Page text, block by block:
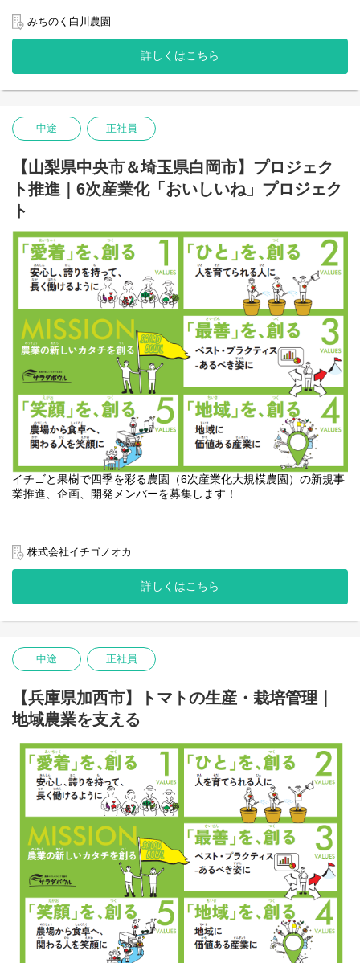
ご希望やご経験に合わせて以下業務をお任せします。
1. 栽培管理（グロワー）
世界最先端の大規模グリーンハウスでの野菜栽培の仕事です。世
界的にも先進的な設備を用いて温度・湿度・CO2など施設内の環
験が求められます。
2. 生産管理
多くの人手を必要とする農業において、「人」の想いはなにより
大切になります。約100名のパートさんに寄り添って、皆さんがス
ムーズに作業できるよう指揮をとる仕事です。パートさんの年齢
や体力を考慮し、誰もが安全かつスムーズに動けるように工夫を
こらします。生産管理者がパートさんに的確な指示を出すために
は、他の担当者とのチームワークが必要不可欠です。
3. 集出荷管理
圃場では、独自の商品ブランドを扱っており、パッキング（袋詰
め）から自社で行っています。大切に育て、一生懸命に作業して
収穫された野菜を、最高の状態で取引先や消費者のもとへ確実に
届けるために、収穫されたばかりの新鮮な野菜をパートさんと協
力して袋詰め・箱詰めし、全国各地へ出荷するまでの管理を行い
ます。
～地域密着型の働き方をご希望の方へ～
専門社員（地域限定社員）としての採用も可能です。勤務エリア
や転勤範囲に制限がある働き方をご希望の方はご相談ください。
皆さまのご応募・お問い合わせをお待ちしております！
みちのく白川農園
詳しくはこちら
中途 正社員
【山梨県中央市＆埼玉県白岡市】プロジェク
ト推進｜6次産業化「おいしいね」プロジェク
ト
イチゴと果樹で四季を彩る農園（6次産業化大規模農園）の新規事
業推進、企画、開発メンバーを募集します！
埼玉県白岡市で進行中の「イチゴノオカプロジェクト」では、数
十年放置され続けた耕作放棄地を「新しいカタチ」の農園に再生
しています。
事業主体の「イチゴノオカ」は、“果物で四季を彩る農園” をテー
マに、年間50万人の来訪を目指す大型複合農園として、世界最先
端の高度環境制御型ハウスでのいちご生産に加え、約20種類の多
品開発 など、「つくる・たべる・かう・たのしむ」を一体で設計
する 6次産業化の事業づくりを推進しています。
“食”と“体験”が融合した新しい価値創造に挑むプロジェクトです。
＜業務内容＞
ご経験に合わせて、以下の業務をご担当いただきます。
■ 事業推進・プロジェクトマネジメント
・コンセプトメイキング、ランドスケープ、ゾーニング
・業態企画、業態開発
・関係者（行政・施工会社・地域団体・事業者）との連携
・収支試算・価格設計・販路開拓
・スケジュール策定
・施設の運営管理
■ 商品企画・商品開発
・果物・農産物を活かした加工品（ジャム・スイーツ・ドリン
ク・ギフト商品等）の企画開発
・菓子・惣菜・飲料などのレシピ開発／OEMとの連携
・季節の果実を活かした限定商品の企画・開発
株式会社イチゴノオカ
詳しくはこちら
中途 正社員
【兵庫県加西市】トマトの生産・栽培管理｜
地域農業を支える